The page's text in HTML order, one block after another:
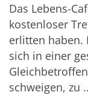
Das Lebens-
kostenloser
erlitten haben.
sich in einer
schweigen, zu